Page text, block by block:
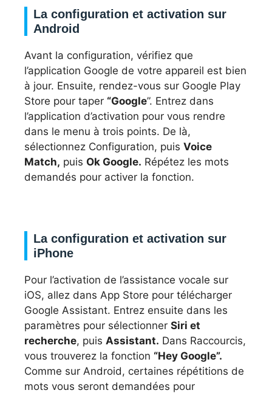
La configuration et activation sur
Android
Avant la configuration, vérifiez que
l’application Google de votre appareil est bien
à jour. Ensuite, rendez-vous sur Google Play
Store pour taper “Google”. Entrez dans
l’application d’activation pour vous rendre
dans le menu à trois points. De là,
sélectionnez Configuration, puis Voice
Match, puis Ok Google. Répétez les mots
demandés pour activer la fonction.
La configuration et activation sur
iPhone
Pour l’activation de l’assistance vocale sur
iOS, allez dans App Store pour télécharger
Google Assistant. Entrez ensuite dans les
paramètres pour sélectionner Siri et
recherche, puis Assistant. Dans Raccourcis,
vous trouverez la fonction “Hey Google”.
Comme sur Android, certaines répétitions de
mots vous seront demandées pour